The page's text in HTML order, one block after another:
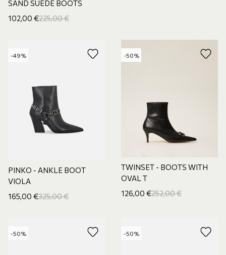
SAND SUEDE BOOTS
102,00 €225,00€
-49%
PINKO - ANKLE BOOT
VIOLA
165,00 €325,00€
-50%
TWINSET - BOOTS WITH
OVAL T
126,00 €252,00€
-50% -50%